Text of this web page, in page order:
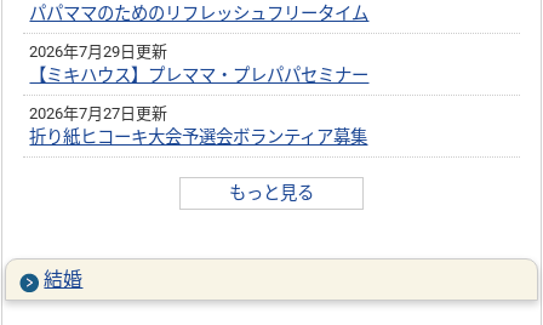
パパママのためのリフレッシュフリータイム
2026年7月29日更新
【ミキハウス】プレママ・プレパパセミナー
2026年7月27日更新
折り紙ヒコーキ大会予選会ボランティア募集
もっと見る
結婚